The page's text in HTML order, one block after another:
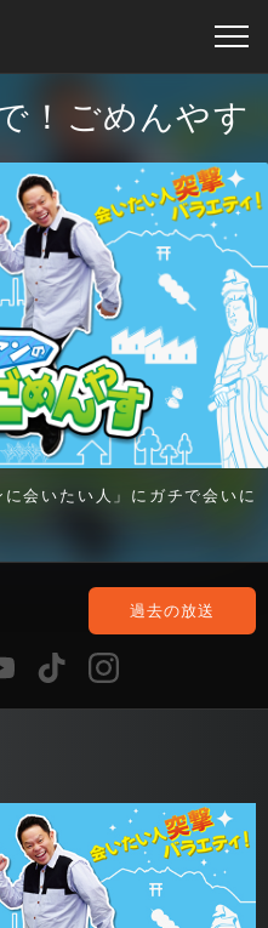
！ごめんやす
会いたい人」にガチで会いに
過去の放送